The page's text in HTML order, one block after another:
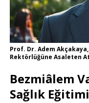
Prof. Dr. Adem
Rektörlüğüne Asaleten
Bezmiâlem
Sağlık